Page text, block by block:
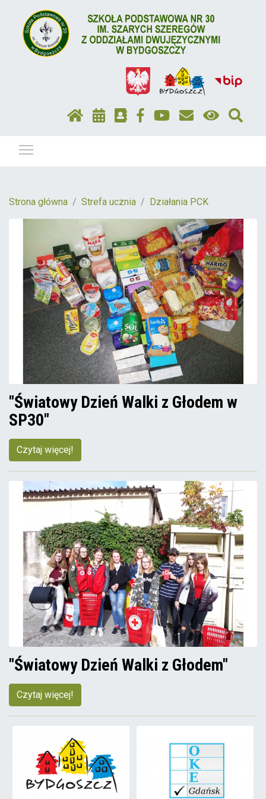
Strona główna Strefa ucznia Działania PCK
"Światowy Dzień Walki z Głodem w
SP30"
Czytaj więcej!
"Światowy Dzień Walki z Głodem"
Czytaj więcej!